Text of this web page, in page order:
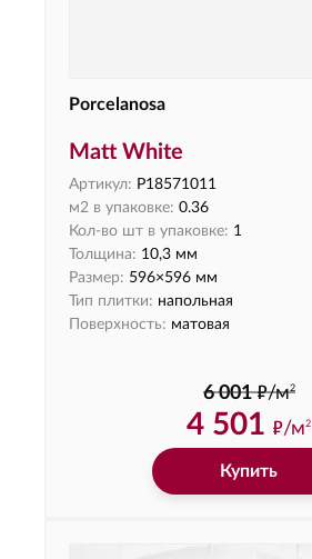
Porcelanosa
Matt White
Артикул: P18571011
м2 в упаковке: 0.36
Кол-во шт в упаковке: 1
Толщина: 10,3 мм
Размер: 596×596 мм
Тип плитки: напольная
Поверхность: матовая
6 001 ф/м2
4 501 ф/м2
Купить